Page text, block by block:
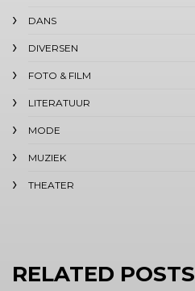
DANS
DIVERSEN
FOTO & FILM
LITERATUUR
MODE
MUZIEK
THEATER
RELATED POSTS